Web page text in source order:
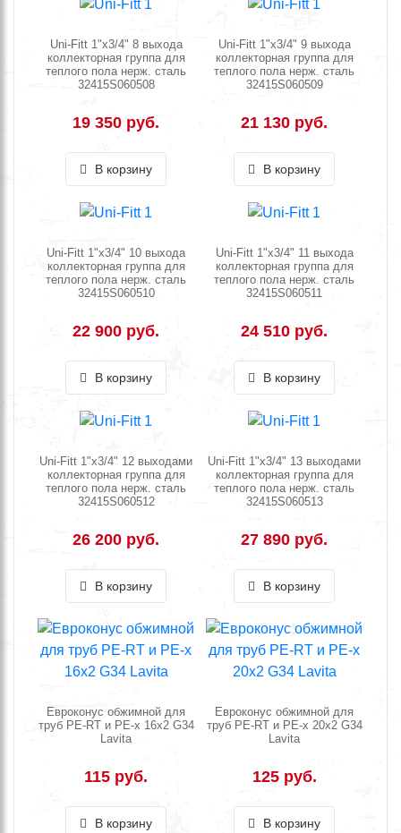
Uni-Fitt 1"х3/4" 8 выхода
коллекторная группа для
теплого пола нерж. сталь
32415S060508
19 350 руб.
В корзину
Uni-Fitt 1"х3/4" 9 выхода
коллекторная группа для
теплого пола нерж. сталь
32415S060509
21 130 руб.
В корзину
Uni-Fitt 1"х3/4" 10 выхода
коллекторная группа для
теплого пола нерж. сталь
32415S060510
22 900 руб.
В корзину
Uni-Fitt 1"х3/4" 11 выхода
коллекторная группа для
теплого пола нерж. сталь
32415S060511
24 510 руб.
В корзину
Uni-Fitt 1"х3/4" 12 выходами
коллекторная группа для
теплого пола нерж. сталь
32415S060512
26 200 руб.
В корзину
Uni-Fitt 1"х3/4" 13 выходами
коллекторная группа для
теплого пола нерж. сталь
32415S060513
27 890 руб.
В корзину
Евроконус обжимной для
труб PE-RT и PE-x 16x2 G34
Lavita
115 руб.
В корзину
Евроконус обжимной для
труб PE-RT и PE-x 20x2 G34
Lavita
125 руб.
В корзину